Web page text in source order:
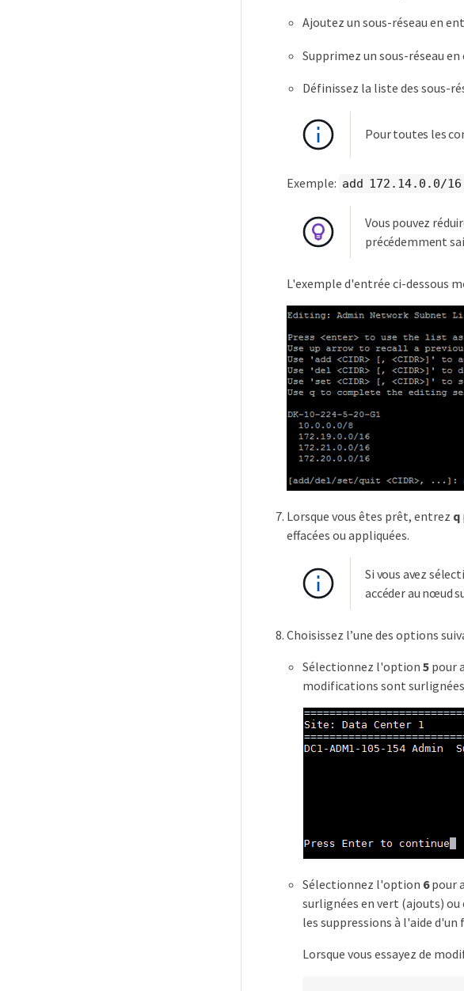
Ajoutez un sous-réseau en
Supprimez un sous-réseau
Définissez la liste des sous-
Pour toutes les
Exemple: add 172.14.0.0/
Vous pouvez
précédemment
L'exemple d'entrée ci-dessous
Lorsque vous êtes prêt, entrez q
effacées ou appliquées.
Si vous avez
accéder au nœud
Choisissez l’une des options
Sélectionnez l'option 5pour
modifications sont
Sélectionnez l'option 6pour
surlignées en vert (ajouts) ou
les suppressions à l'aide
Lorsque vous essayez de